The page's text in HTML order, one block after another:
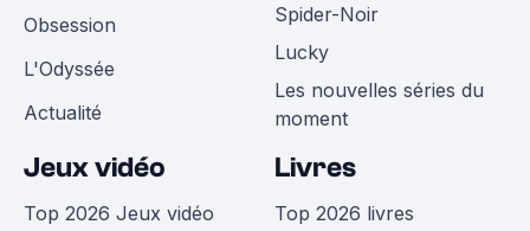
Obsession
L'Odyssée
Actualité
Spider-Noir
Lucky
Les nouvelles séries du
moment
Jeux vidéo
Top 2026 Jeux vidéo
Livres
Top 2026 livres